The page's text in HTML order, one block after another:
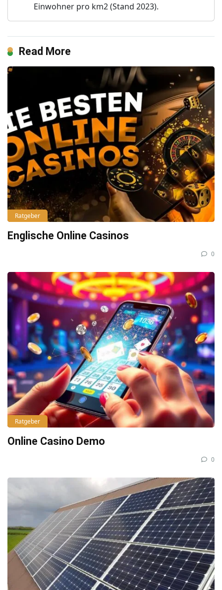
Einwohner pro km2 (Stand 2023).
Read More
Ratgeber
Englische Online Casinos
0
Ratgeber
Online Casino Demo
0